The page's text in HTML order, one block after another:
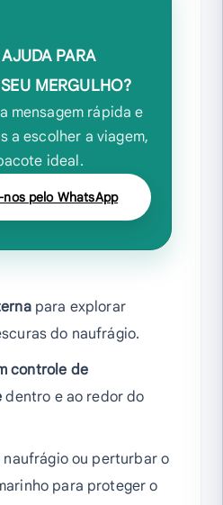
PARA
MERGULHO?
mensagem rápida e
a escolher a viagem,
ideal.
pelo WhatsApp
para explorar
do naufrágio.
controle de
dentro e ao redor do
naufrágio ou perturbar o
para proteger o